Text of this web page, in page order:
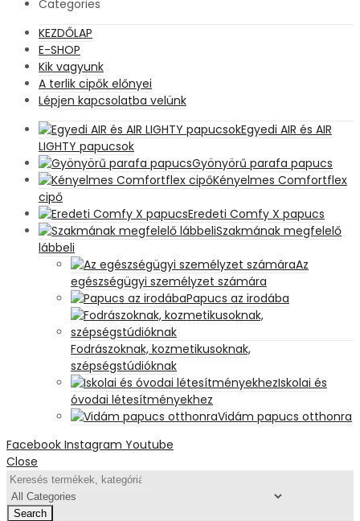
Categories
KEZDŐLAP
E-SHOP
Kik vagyunk
A terlik cipők előnyei
Lépjen kapcsolatba velünk
Egyedi AIR és AIR
LIGHTY papucsok
Gyönyörű parafa papucs
Kényelmes Comfortflex
cipő
Eredeti Comfy X papucs
Szakmának megfelelő
lábbeli
Az
egészségügyi személyzet számára
Papucs az irodába
Fodrászoknak, kozmetikusoknak,
szépségstúdióknak
Iskolai és
óvodai létesítményekhez
Vidám papucs otthonra
Facebook Instagram Youtube
Close
Search